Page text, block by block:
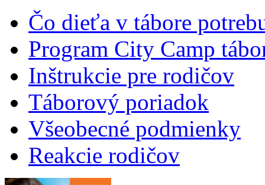
Čo dieťa v tábore
Program City Camp
Inštrukcie pre rodičov
Táborový poriadok
Všeobecné podmienky
Reakcie rodičov